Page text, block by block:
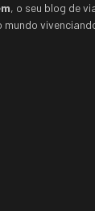
, o seu blog de